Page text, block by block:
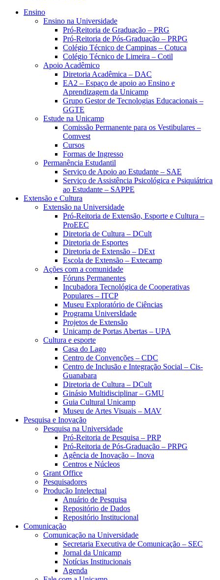
Ensino
Ensino na Universidade
Pró-Reitoria de Graduação – PRG
Pró-Reitoria de Pós-Graduação – PRPG
Colégio Técnico de Campinas – Cotuca
Colégio Técnico de Limeira – Cotil
Apoio Acadêmico
Diretoria Acadêmica – DAC
EA2 – Espaço de apoio ao Ensino e
Aprendizagem da Unicamp
Grupo Gestor de Tecnologias Educacionais –
GGTE
Estude na Unicamp
Comissão Permanente para os Vestibulares –
Comvest
Cursos
Formas de Ingresso
Permanência Estudantil
Serviço de Apoio ao Estudante – SAE
Serviço de Assistência Psicológica e Psiquiátrica
ao Estudante – SAPPE
Extensão e Cultura
Extensão na Universidade
Pró-Reitoria de Extensão, Esporte e Cultura –
ProEEC
Diretoria de Cultura – DCult
Diretoria de Esportes
Diretoria de Extensão – DExt
Escola de Extensão – Extecamp
Ações com a comunidade
Fóruns Permanentes
Incubadora Tecnológica de Cooperativas
Populares – ITCP
Museu Exploratório de Ciências
Programa UniversIdade
Projetos de Extensão
Unicamp de Portas Abertas – UPA
Cultura e esporte
Casa do Lago
Centro de Convenções – CDC
Centro de Inclusão e Integração Social – Cis-
Guanabara
Diretoria de Cultura – DCult
Ginásio Multidisciplinar – GMU
Guia Cultural Unicamp
Museu de Artes Visuais – MAV
Pesquisa e Inovação
Pesquisa na Universidade
Pró-Reitoria de Pesquisa – PRP
Pró-Reitoria de Pós-Graduação – PRPG
Agência de Inovação – Inova
Centros e Núcleos
Grant Office
Pesquisadores
Produção Intelectual
Anuário de Pesquisa
Repositório de Dados
Repositório Institucional
Comunicação
Comunicação na Universidade
Secretaria Executiva de Comunicação – SEC
Jornal da Unicamp
Notícias Institucionais
Agenda